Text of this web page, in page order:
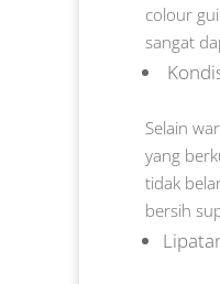
colour
sangat
Selain
yang
tidak
bersih